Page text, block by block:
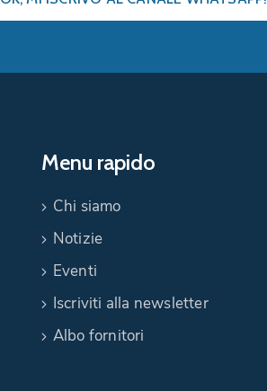
Menu rapido
Chi siamo
Notizie
Eventi
Iscriviti alla newsletter
Albo fornitori